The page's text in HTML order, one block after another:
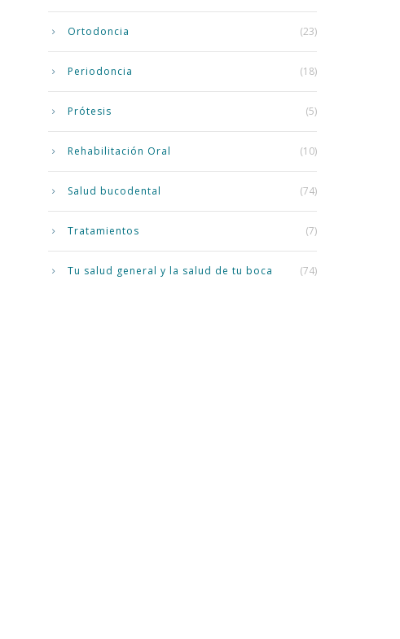
Ortodoncia (23)
Periodoncia (18)
Prótesis (5)
Rehabilitación Oral (10)
Salud bucodental (74)
Tratamientos (7)
Tu salud general y la salud de tu boca (74)